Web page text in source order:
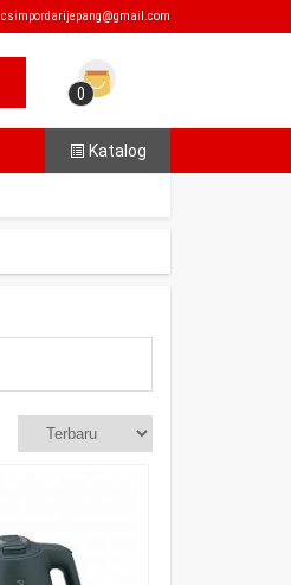
csimpordarijepang@gmail.com
0
Katalog